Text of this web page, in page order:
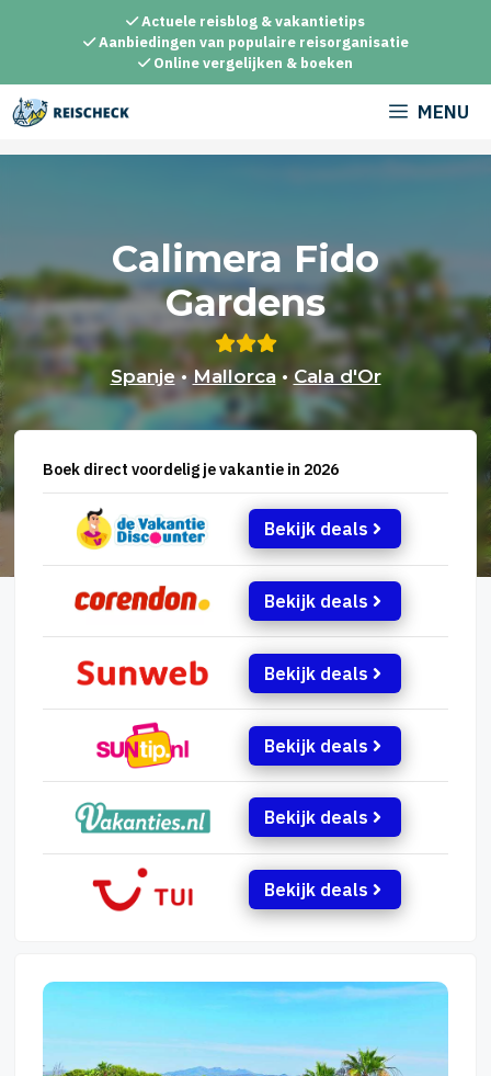
inhoud
Actuele reisblog & vakantietips
Aanbiedingen van populaire reisorganisatie
Online vergelijken & boeken
MENU
Calimera Fido
Gardens
Spanje • Mallorca• Cala d'Or
Boek direct voordelig je vakantie in 2026
Bekijk deals
Bekijk deals
Bekijk deals
Bekijk deals
Bekijk deals
Bekijk deals